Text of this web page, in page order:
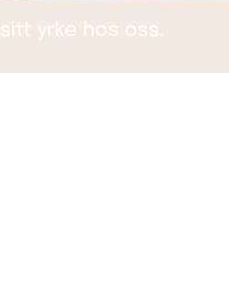
yrke hos oss.